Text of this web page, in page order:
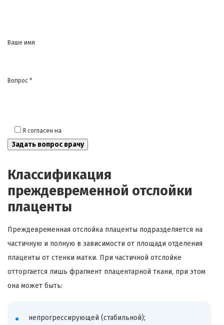
Ваше имя
Вопрос *
Я согласен на
Классификация
преждевременной отслойки
плаценты
Преждевременная отслойка плаценты подразделяется на
частичную и полную в зависимости от площади отделения
плаценты от стенки матки. При частичной отслойке
отторгается лишь фрагмент плацентарной ткани, при этом
она может быть:
непрогрессирующей (стабильной);